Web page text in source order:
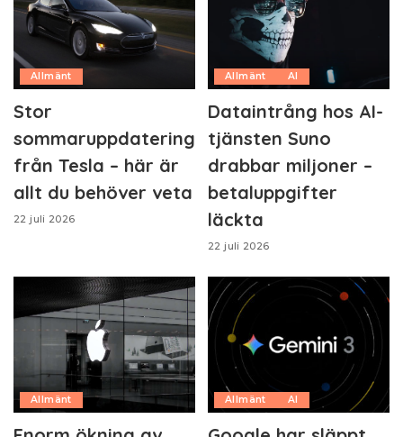
Allmänt
Stor
sommaruppdatering
från Tesla – här är
allt du behöver veta
22 juli 2026
Allmänt AI
Dataintrång hos AI-
tjänsten Suno
drabbar miljoner –
betaluppgifter
läckta
22 juli 2026
Allmänt Allmänt AI